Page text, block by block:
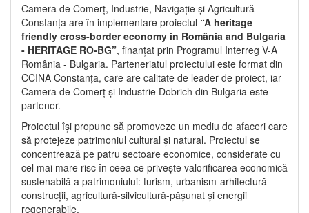
Camera de Comerț, Industrie, Navigație și Agricultură
Constanța are în implementare proiectul “A heritage
friendly cross-border economy in România and Bulgaria
- HERITAGE RO-BG”, finanțat prin Programul Interreg V-A
România - Bulgaria. Parteneriatul proiectului este format din
CCINA Constanța, care are calitate de leader de proiect, iar
Camera de Comerț și Industrie Dobrich din Bulgaria este
partener.
Proiectul își propune să promoveze un mediu de afaceri care
să protejeze patrimoniul cultural și natural. Proiectul se
concentrează pe patru sectoare economice, considerate cu
cel mai mare risc în ceea ce privește valorificarea economică
sustenabilă a patrimoniului: turism, urbanism-arhitectură-
construcții, agricultură-silvicultură-pășunat și energii
regenerabile.